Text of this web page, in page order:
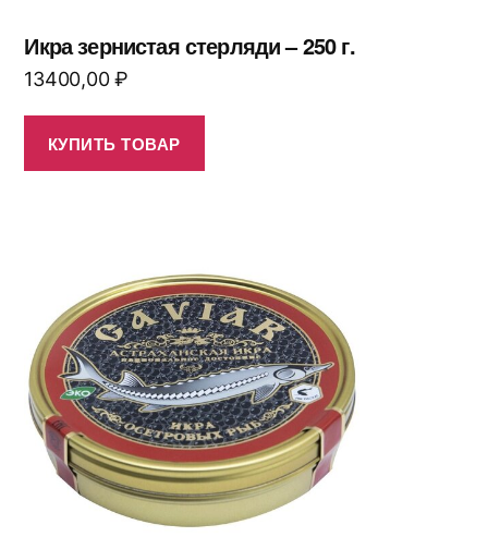
Икра зернистая стерляди – 250 г.
13400,00₽
КУПИТЬ ТОВАР